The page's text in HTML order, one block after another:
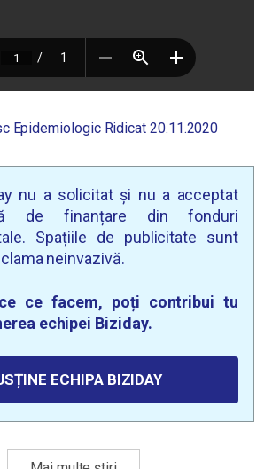
Epidemiologic Ridicat 20.11.2020
nu a solicitat și nu a acceptat
de finanțare din fonduri
Spațiile de publicitate sunt
neinvazivă.
ce facem, poți contribui tu
echipei Biziday.
ECHIPA BIZIDAY